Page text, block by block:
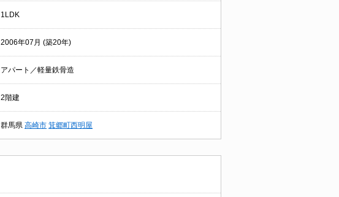
1LDK
2006年07月 (築20年)
アパート／軽量鉄骨造
2階建
群馬県 高崎市 箕郷町西明屋